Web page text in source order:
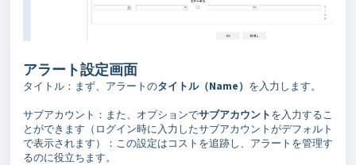
アラート設定画面
タイトル：まず、アラートのタイトル（Name） を入力します。
サブアカウント：また、オプションでサブアカウントを入力するこ
とができます（ログイン時に入力したサブアカウントがデフォルト
で表示されます）：この設定はコストを追跡し、アラートを管理す
るのに役立ちます。